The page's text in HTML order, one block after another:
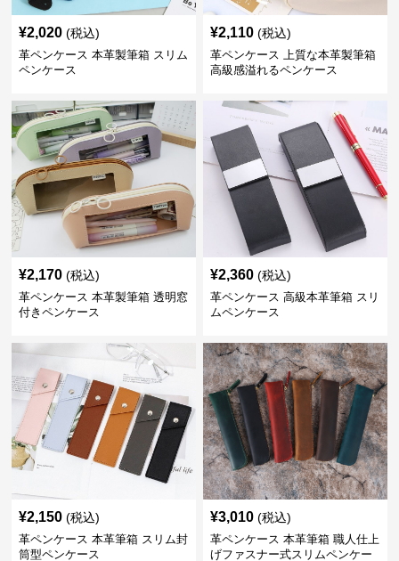
¥2,020 (税込)
革ペンケース 本革製筆箱 スリム
ペンケース
¥2,110 (税込)
革ペンケース 上質な本革製筆箱
高級感溢れるペンケース
¥2,170 (税込)
革ペンケース 本革製筆箱 透明窓
付きペンケース
¥2,360 (税込)
革ペンケース 高級本革筆箱 スリ
ムペンケース
¥2,150 (税込)
革ペンケース 本革筆箱 スリム封
筒型ペンケース
¥3,010 (税込)
革ペンケース 本革筆箱 職人仕上
げファスナー式スリムペンケー